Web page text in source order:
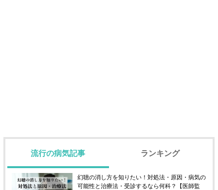
流行の病気記事 ランキング
幻聴の消し方を知りたい！対処法・原因・病気の
可能性と治療法・受診するなら何科？【医師監